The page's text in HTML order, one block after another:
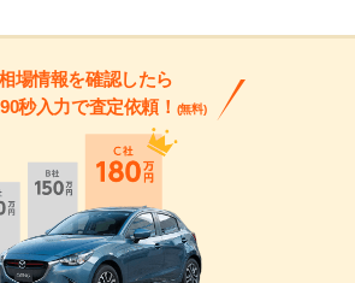
場情報を確認したら
秒入力で査定依頼！ (無料)